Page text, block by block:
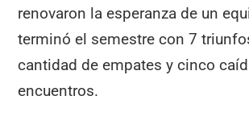
renovaron la esperanza de un
terminó el semestre con 7
cantidad de empates y cinco
encuentros.